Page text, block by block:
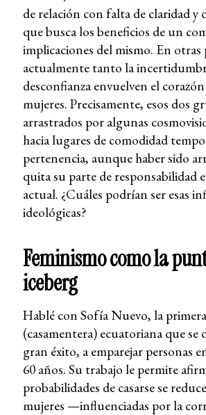
de relación con falta de claridad y
que busca los beneficios de un
implicaciones del mismo. En otras
actualmente tanto la
desconfianza envuelven el
mujeres. Precisamente, esos dos
arrastrados por algunas
hacia lugares de comodidad
pertenencia, aunque haber sido
quita su parte de responsabilidad
actual. ¿Cuáles podrían ser esas
ideológicas?
Feminismo como la
iceberg
Hablé con Sofía Nuevo, la primera
(casamentera) ecuatoriana que se
gran éxito, a emparejar personas
60 años. Su trabajo le permite
probabilidades de casarse se
mujeres —influenciadas por la